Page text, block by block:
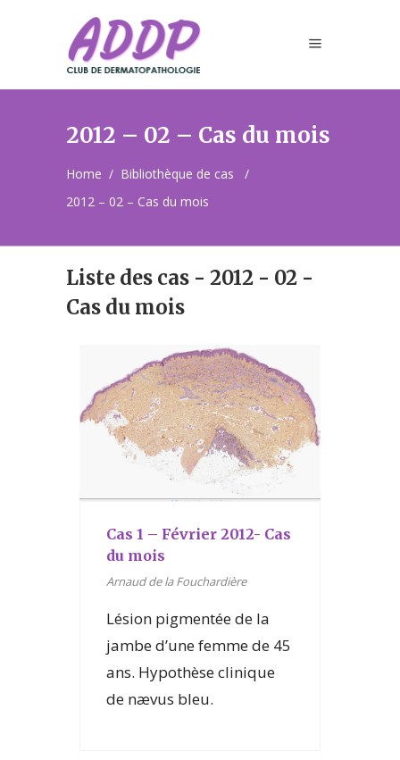
2012 – 02 – Cas du mois
Home / Bibliothèque de cas
/
2012 – 02 – Cas du mois
Liste des cas - 2012 - 02 -
Cas du mois
Cas 1 – Février 2012- Cas
du mois
Arnaud de la Fouchardière
Lésion pigmentée de la
jambe d’une femme de 45
ans. Hypothèse clinique
de nævus bleu.